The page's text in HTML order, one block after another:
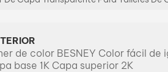
de color BESNEY Color fácil de
base 1K Capa superior 2K